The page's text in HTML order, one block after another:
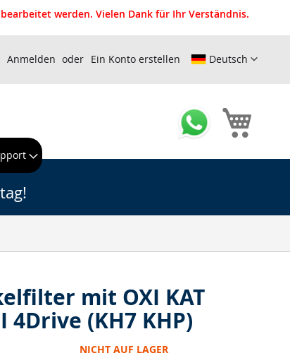
werden. Vielen Dank für Ihr Verständnis.
Deutsch
Anmelden Ein Konto erstellen
mit OXI KAT
4Drive (KH7 KHP)
NICHT AUF LAGER